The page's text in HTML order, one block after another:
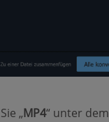
„MP4“ unter dem